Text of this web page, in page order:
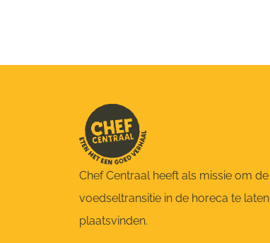
Chef Centraal heeft als missie om de
voedseltransitie in de horeca te laten
plaatsvinden.